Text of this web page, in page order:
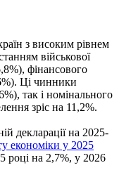
з високим рівнем
військової
фінансового
Ці чинники
так і номінального
зріс на 11,2%.
декларації на 2025-
економіки у 2025
році на 2,7%, у 2026